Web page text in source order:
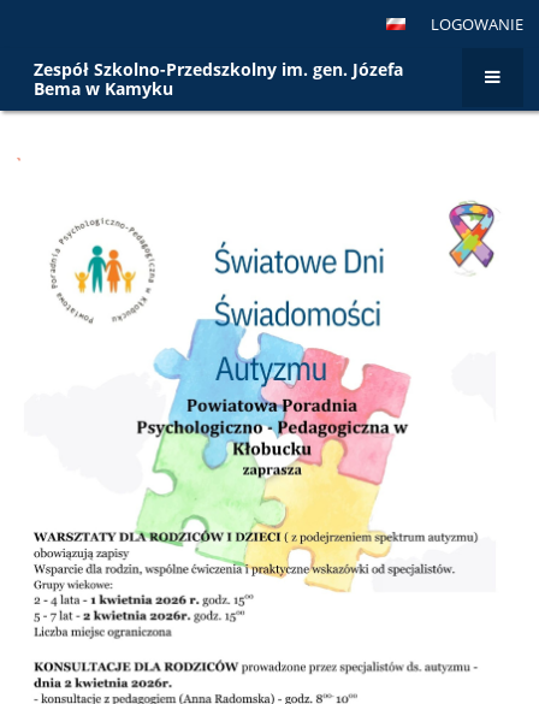
LOGOWANIE
Zespół Szkolno-Przedszkolny im. gen. Józefa
Bema w Kamyku
`